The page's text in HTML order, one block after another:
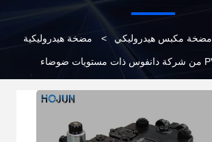
مضخة مكبس هيدروليكي > مضخة هيدروليكية
رئيسية من نوع PV90R من شركة دانفوس ذات مستويات ضوضاء